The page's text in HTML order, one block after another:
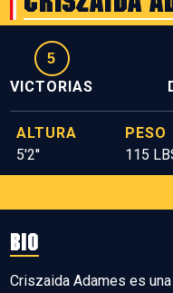
5
VICTORIAS
ALTURA
5'2''
PESO
115
BIO
Criszaida Adames es